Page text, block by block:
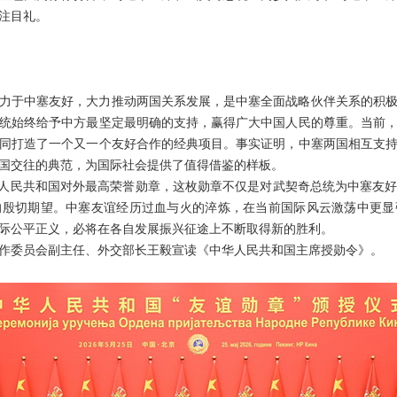
目礼。
于中塞友好，大力推动两国关系发展，是中塞全面战略伙伴关系的积
始终给予中方最坚定最明确的支持，赢得广大中国人民的尊重。当前
打造了一个又一个友好合作的经典项目。事实证明，中塞两国相互支
交往的典范，为国际社会提供了值得借鉴的样板。
民共和国对外最高荣誉勋章，这枚勋章不仅是对武契奇总统为中塞友
切期望。中塞友谊经历过血与火的淬炼，在当前国际风云激荡中更
公平正义，必将在各自发展振兴征途上不断取得新的胜利。
委员会副主任、外交部长王毅宣读《中华人民共和国主席授勋令》。